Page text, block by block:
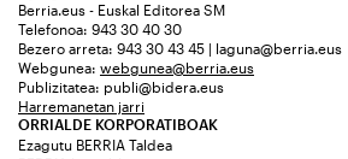
Berria.eus - Euskal Editorea SM
Telefonoa: 943 30 40 30
Bezero arreta: 943 30 43 45 | laguna@berria.eus
Webgunea: webgunea@berria.eus
Publizitatea: publi@bidera.eus
Harremanetan jarri
ORRIALDE KORPORATIBOAK
Ezagutu BERRIA Taldea